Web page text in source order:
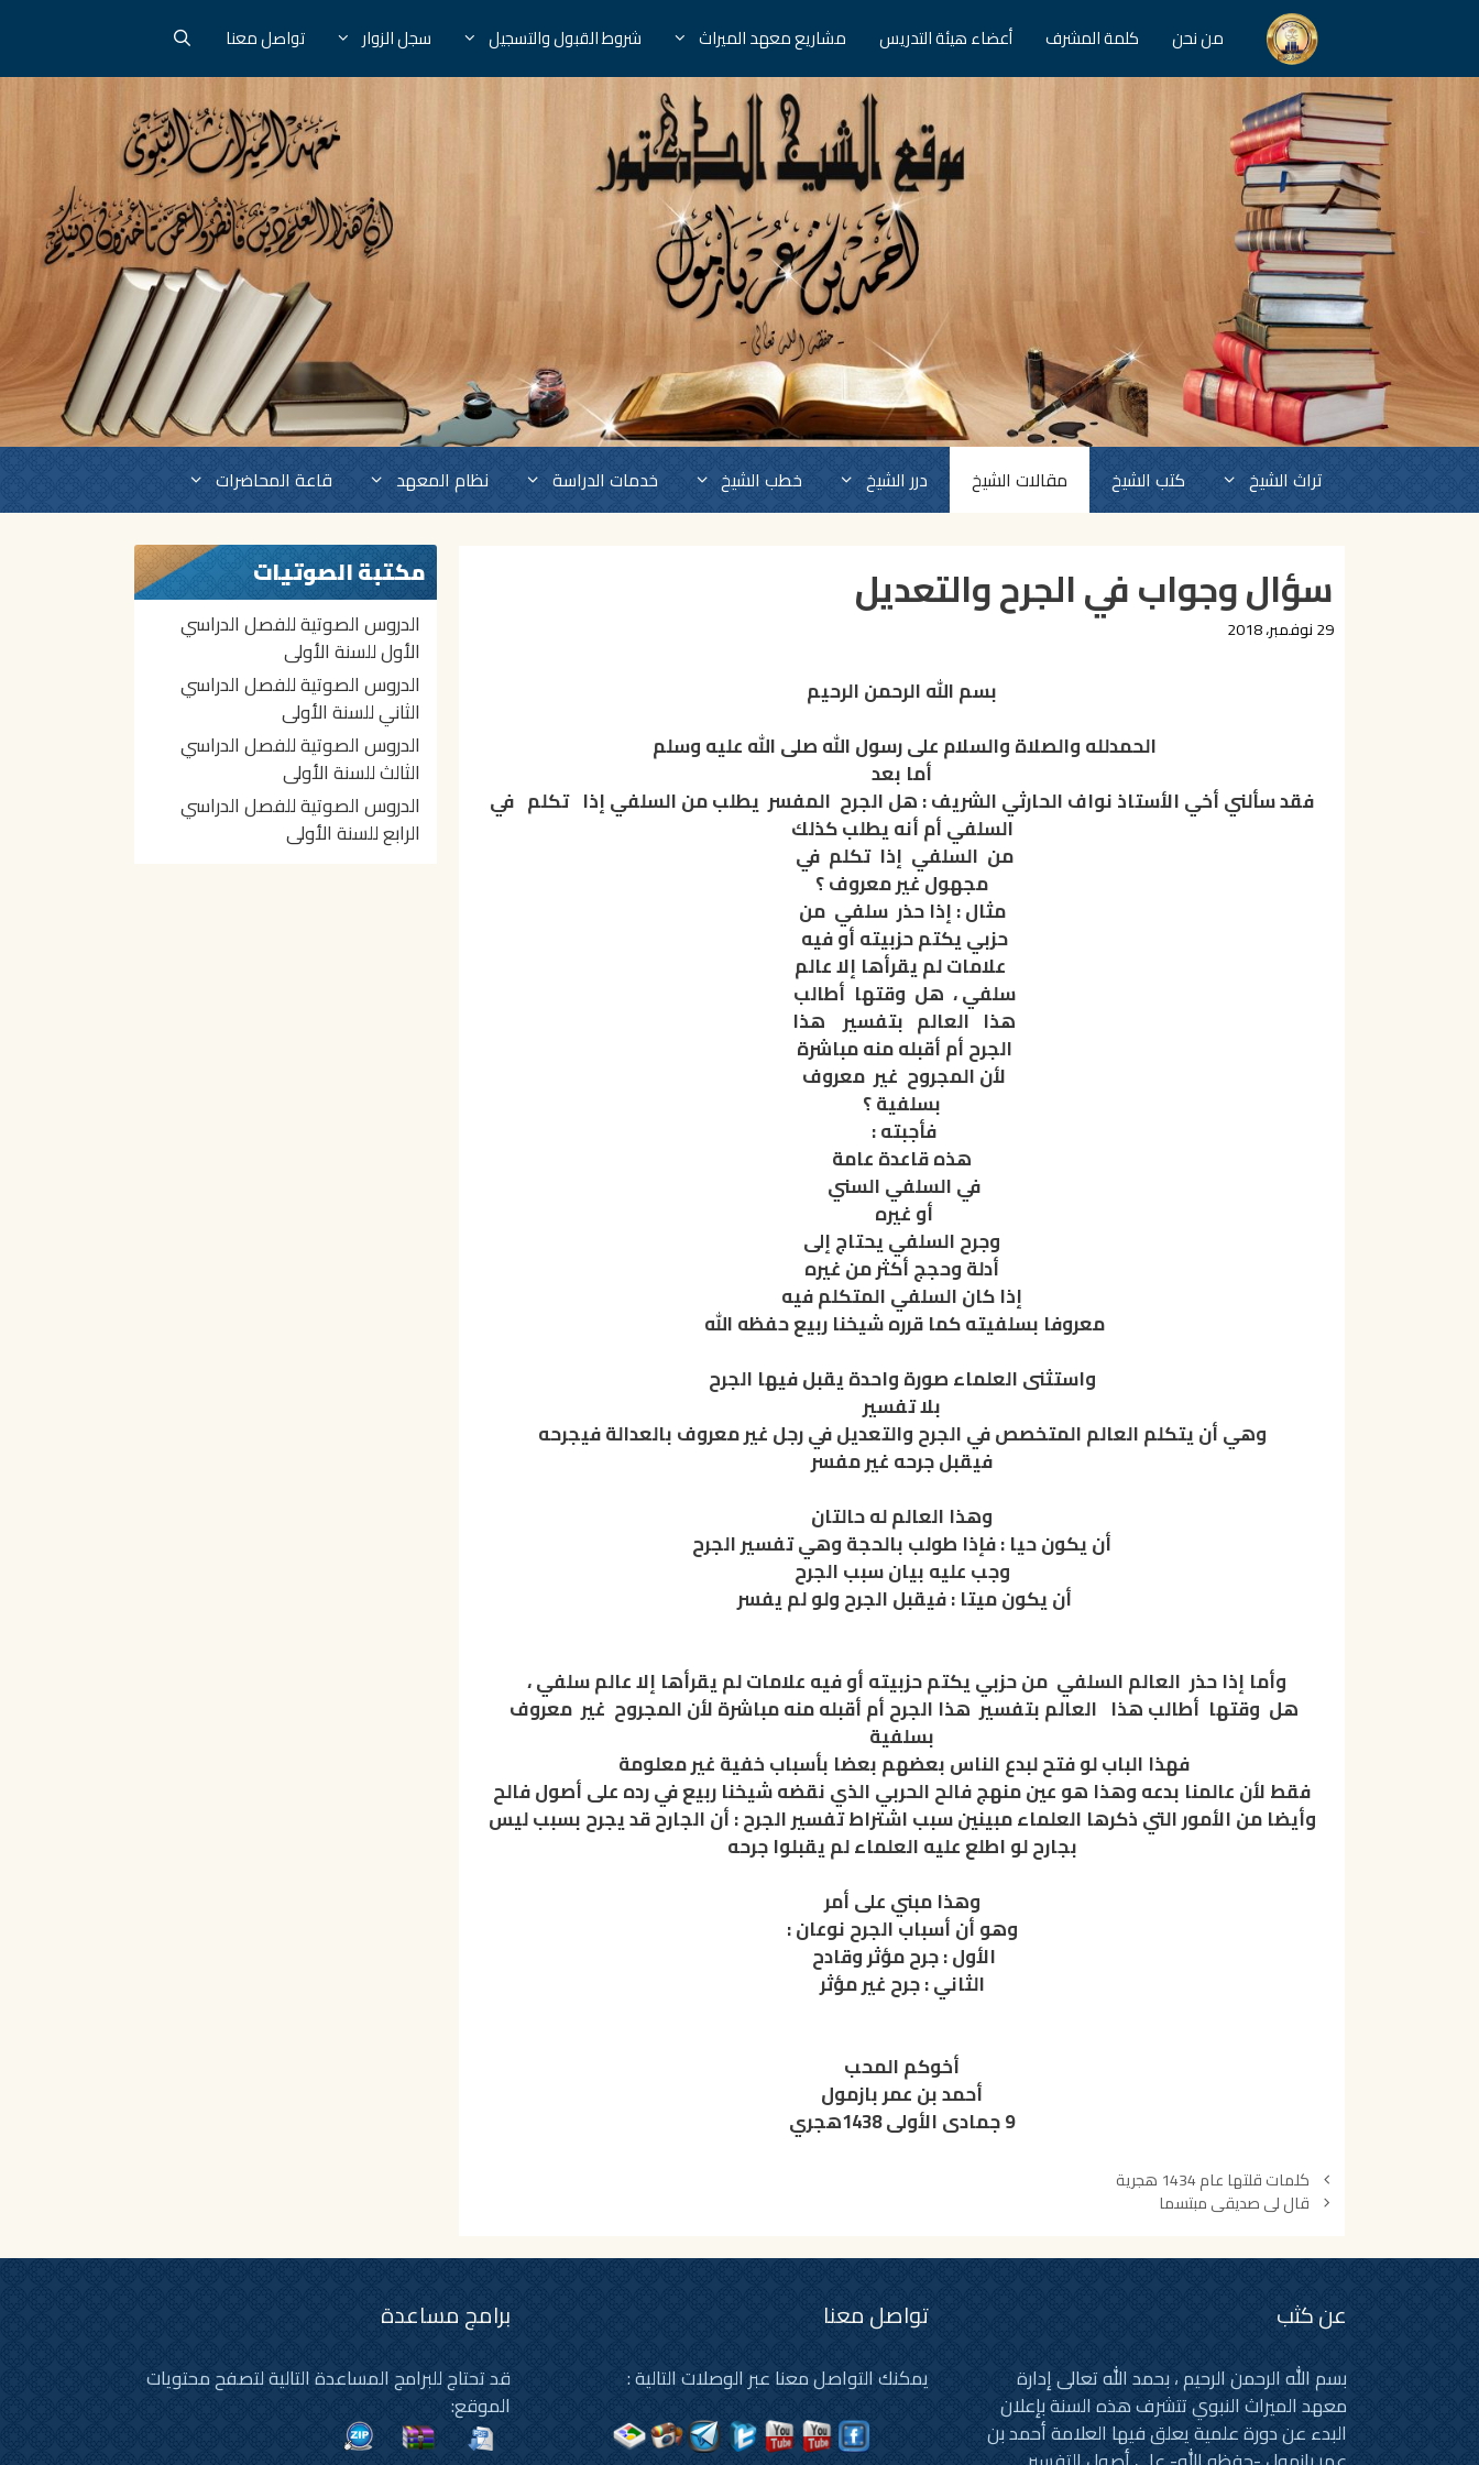
من نحن كلمة المشرف أعضاء هيئة التدريس مشاريع معهد الميراث شروط القبول والتسجيل سجل الزوار تواصل معنا
تراث الشيخ كتب الشيخ مقالات الشيخ درر الشيخ خطب الشيخ خدمات الدراسة نظام المعهد قاعة المحاضرات
سؤال وجواب في الجرح والتعديل
29 نوفمبر، 2018
بسم الله الرحمن الرحيم
الحمدلله والصلاة والسلام على رسول الله صلى الله عليه وسلم
أما بعد
فقد سألني أخي الأستاذ نواف الحارثي الشريف : هل الجرح المفسر يطلب من السلفي إذا تكلم في
السلفي أم أنه يطلب كذلك
من السلفي إذا تكلم في
مجهول غير معروف ؟
مثال : إذا حذر سلفي من
حزبي يكتم حزبيته أو فيه
علامات لم يقرأها إلا عالم
سلفي ، هل وقتها أطالب
هذا العالم بتفسير هذا
الجرح أم أقبله منه مباشرة
لأن المجروح غير معروف
بسلفية ؟
فأجبته :
هذه قاعدة عامة
في السلفي السني
أو غيره
وجرح السلفي يحتاج إلى
أدلة وحجج أكثر من غيره
إذا كان السلفي المتكلم فيه
معروفا بسلفيته كما قرره شيخنا ربيع حفظه الله
واستثنى العلماء صورة واحدة يقبل فيها الجرح
بلا تفسير
وهي أن يتكلم العالم المتخصص في الجرح والتعديل في رجل غير معروف بالعدالة فيجرحه
فيقبل جرحه غير مفسر
وهذا العالم له حالتان
أن يكون حيا : فإذا طولب بالحجة وهي تفسير الجرح
وجب عليه بيان سبب الجرح
أن يكون ميتا : فيقبل الجرح ولو لم يفسر
وأما إذا حذر العالم السلفي من حزبي يكتم حزبيته أو فيه علامات لم يقرأها إلا عالم سلفي ،
هل وقتها أطالب هذا العالم بتفسير هذا الجرح أم أقبله منه مباشرة لأن المجروح غير معروف
بسلفية
فهذا الباب لو فتح لبدع الناس بعضهم بعضا بأسباب خفية غير معلومة
فقط لأن عالمنا بدعه وهذا هو عين منهج فالح الحربي الذي نقضه شيخنا ربيع في رده على أصول فالح
وأيضا من الأمور التي ذكرها العلماء مبينين سبب اشتراط تفسير الجرح : أن الجارح قد يجرح بسبب ليس
بجارح لو اطلع عليه العلماء لم يقبلوا جرحه
وهذا مبني على أمر
وهو أن أسباب الجرح نوعان :
الأول : جرح مؤثر وقادح
الثاني : جرح غير مؤثر
أخوكم المحب
أحمد بن عمر بازمول
9 جمادى الأولى 1438هجري
تصفّح
المقالات
كلمات قلتها عام 1434 هجرية
قال لي صديقي مبتسما
مكتبة الصوتيات
الدروس الصوتية للفصل الدراسي
الأول للسنة الأولى
الدروس الصوتية للفصل الدراسي
الثاني للسنة الأولى
الدروس الصوتية للفصل الدراسي
الثالث للسنة الأولى
الدروس الصوتية للفصل الدراسي
الرابع للسنة الأولى
عن كثب
بسم الله الرحمن الرحيم ، بحمد الله تعالى إدارة
معهد الميراث النبوي تتشرف هذه السنة بإعلان
البدء عن دورة علمية يعلق فيها العلامة أحمد بن
تواصل معنا
يمكنك التواصل معنا عبر الوصلات التالية :
برامج مساعدة
قد تحتاج للبرامج المساعدة التالية لتصفح محتويات
الموقع: